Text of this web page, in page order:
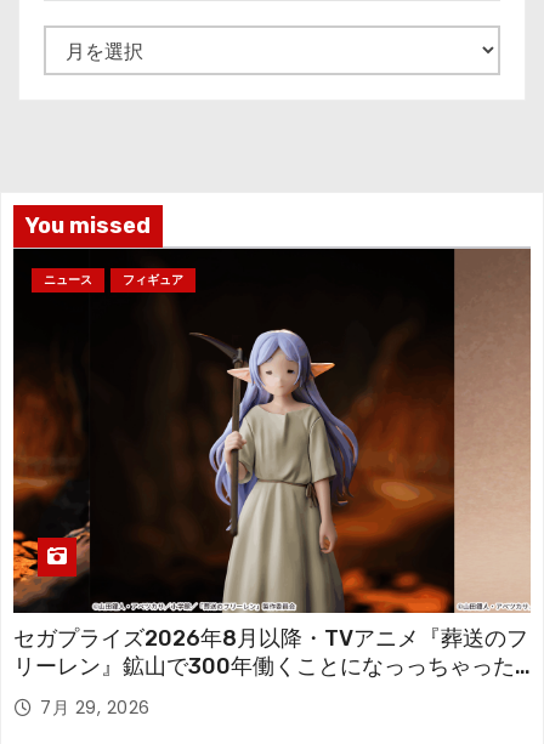
ー
ジ
ー
You missed
ニュース フィギュア
セガプライズ2026年8月以降・TVアニメ『葬送のフ
リーレン』鉱山で300年働くことになっっちゃった
「フリーレン」を立体化！
7月 29, 2026